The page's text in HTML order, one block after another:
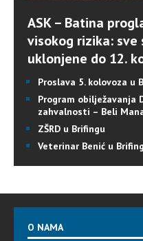
ASK – Batina
visokog rizika:
uklonjene do 12.
Proslava 5. kolovoza u
Program obilježavanja
zahvalnosti – Beli
ZŠRD u Brifingu
Veterinar Benić u
O NAMA